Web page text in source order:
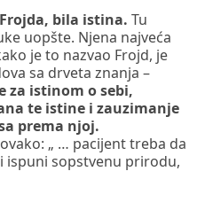
bila istina. Tu
uopšte. Njena najveća
je to nazvao Frojd, je
sa drveta znanja –
za istinom o sebi,
te istine i zauzimanje
prema njoj.
„ … pacijent treba da
ispuni sopstvenu prirodu,